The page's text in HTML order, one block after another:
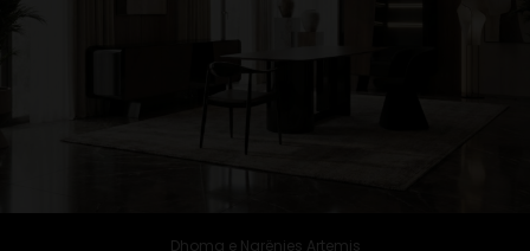
Dhoma e Ngrënies Artemis